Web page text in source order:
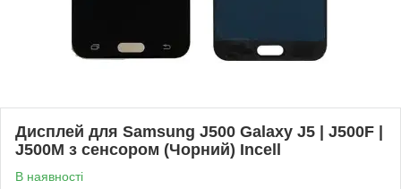
Дисплей для Samsung J500 Galaxy J5 | J500F |
J500M з сенсором (Чорний) Incell
В наявності